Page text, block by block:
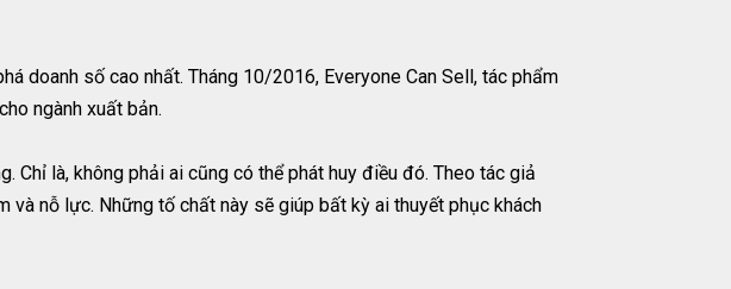
doanh số cao nhất. Tháng 10/2016, Everyone Can Sell, tác phẩm
ngành xuất bản.
Chỉ là, không phải ai cũng có thể phát huy điều đó. Theo tác giả
và nỗ lực. Những tố chất này sẽ giúp bất kỳ ai thuyết phục khách